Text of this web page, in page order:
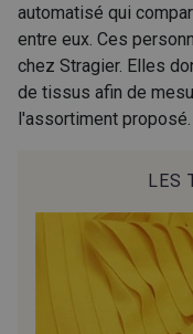
65 - Kaki
77 - Fuchsia
68 - Rouge
automatisé qui
entre eux. Ces
chez Stragier. Elles
de tissus afin de
l'assortiment proposé.
LES